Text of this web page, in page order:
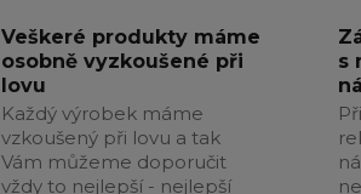
Veškeré produkty máme
osobně vyzkoušené při
lovu
Každý výrobek máme
vzkoušený při lovu a tak
Vám můžeme doporučit
vždy to nejlepší - nejlepší
s